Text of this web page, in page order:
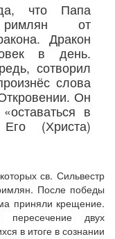
что Папа
от
Дракон
в день.
сотворил
слова
Он
в
(Христа)
св. Сильвестр
После победы
приняли крещение.
двух
в итоге в сознании